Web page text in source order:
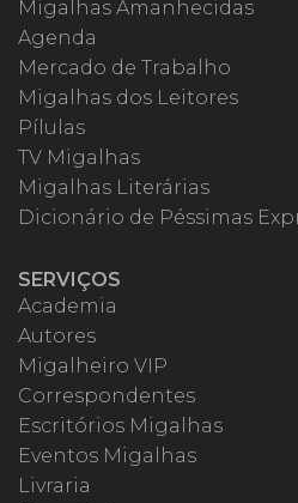
Migalhas Amanhecidas
Agenda
Mercado de Trabalho
Migalhas dos Leitores
Pílulas
TV Migalhas
Migalhas Literárias
Dicionário de Péssimas
SERVIÇOS
Academia
Autores
Migalheiro VIP
Correspondentes
Escritórios Migalhas
Eventos Migalhas
Livraria